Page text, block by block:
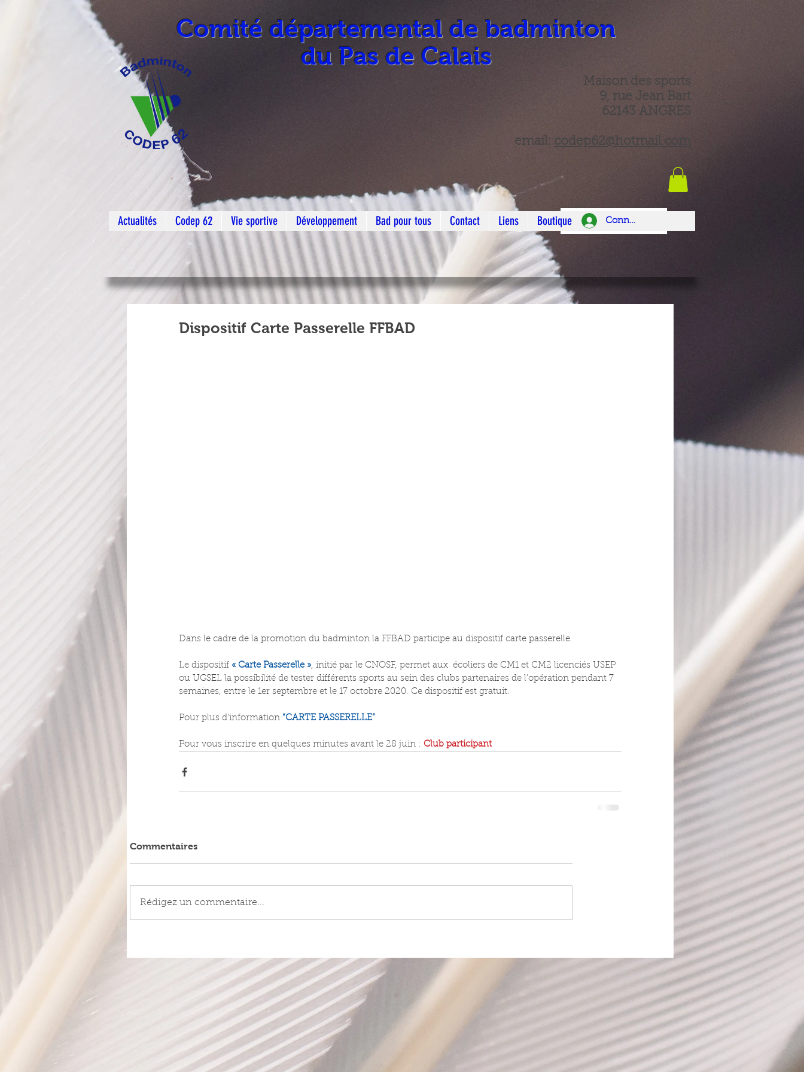
Comité départemental de badminton
du Pas de Calais
Maison des sports
9, rue Jean Bart
62143 ANGRES
email: codep62@hotmail.com
Actualités Codep 62 Vie sportive Développement Bad pour tous Contact Liens Boutique Connexion
Dispositif Carte Passerelle FFBAD
Dans le cadre de la promotion du badminton la FFBAD participe au dispositif carte passerelle.
Le dispositif « Carte Passerelle », initié par le CNOSF, permet aux  écoliers de CM1 et CM2 licenciés USEP
ou UGSEL la possibilité de tester différents sports au sein des clubs partenaires de l'opération pendant 7
semaines, entre le 1er septembre et le 17 octobre 2020. Ce dispositif est gratuit.
Pour plus d'information “CARTE PASSERELLE”
Pour vous inscrire en quelques minutes avant le 28 juin : Club participant
Commentaires
Rédigez un commentaire...